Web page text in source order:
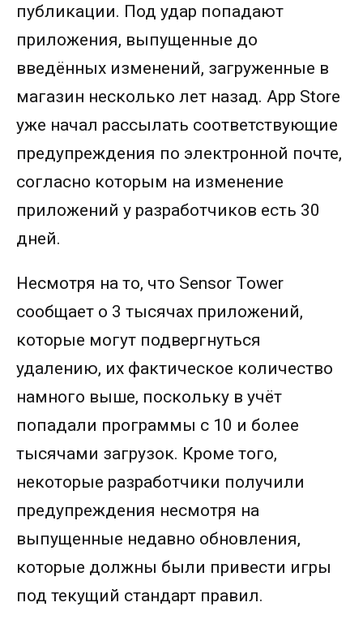
публикации. Под удар попадают
приложения, выпущенные до
введённых изменений, загруженные в
магазин несколько лет назад. App Store
уже начал рассылать соответствующие
предупреждения по электронной почте,
согласно которым на изменение
приложений у разработчиков есть 30
дней.
Несмотря на то, что Sensor Tower
сообщает о 3 тысячах приложений,
которые могут подвергнуться
удалению, их фактическое количество
намного выше, поскольку в учёт
попадали программы с 10 и более
тысячами загрузок. Кроме того,
некоторые разработчики получили
предупреждения несмотря на
выпущенные недавно обновления,
которые должны были привести игры
под текущий стандарт правил.